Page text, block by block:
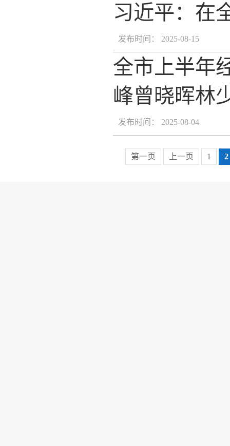
习近平：在
发布时间： 2025-08-15
全市上半年
峰曾晓晖林
发布时间： 2025-08-04
第一页 上一页 1 2